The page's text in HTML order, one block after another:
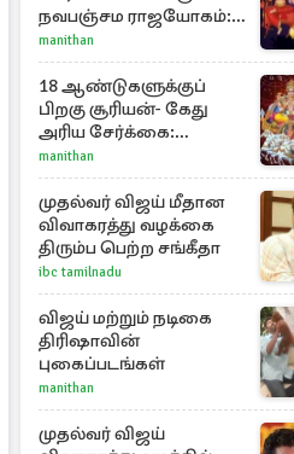
நவபஞ்சம ராஜயோகம்:
அதிர்ஷ்டம் பெறும் 3
ராசிகள்!
manithan
18 ஆண்டுகளுக்குப்
பிறகு சூரியன்- கேது
அரிய சேர்க்கை:
அதிர்ஷ்டம் பெறும் 3
ராசிகள்!
manithan
முதல்வர் விஜய் மீதான
விவாகரத்து வழக்கை
திரும்ப பெற்ற சங்கீதா
ibc tamilnadu
விஜய் மற்றும் நடிகை
திரிஷாவின்
புகைப்படங்கள்
manithan
முதல்வர் விஜய்